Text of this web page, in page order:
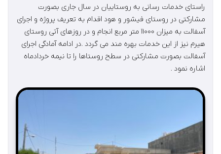
راستای خدمات رسانی به روستاییان در سال جاری بصورت
مشارکتی در روستای فیشور و هود اقدام به تعریف پروژه و اجرای
آسفالت به میزان ۱۱۰۰۰ متر مربع انجام و در روزهای آتی روستای
هیرم نیز از این خدمات بهره مند می گردد .در ادامه آمادگی اجرای
آسفالت بصورت مشارکتی در سطح روستاها را تا نیمه خردادماه
اشاره نمود .